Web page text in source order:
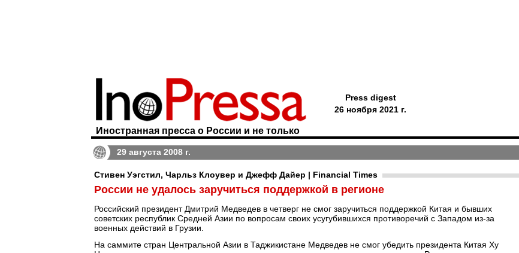
Иностранная пресса о России и не только
Press digest
26 ноября 2021 г.
29 августа 2008 г.
Стивен Уэгстил, Чарльз Клоувер и Джефф Дайер | Financial Times
России не удалось заручиться поддержкой в регионе
Российский президент Дмитрий Медведев в четверг не смог заручиться поддержкой Китая и бывших
советских республик Средней Азии по вопросам своих усугубившихся противоречий с Западом из-за
военных действий в Грузии.
На саммите стран Центральной Азии в Таджикистане Медведев не смог убедить президента Китая Ху